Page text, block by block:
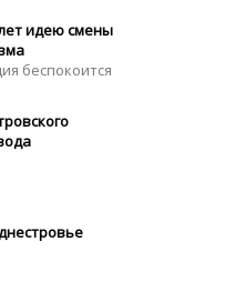
идею смены
беспокоится